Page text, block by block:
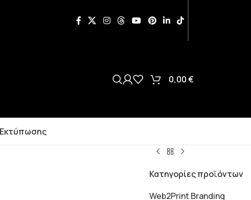
0,00€
Κατηγορίες προϊόντων
Web2Print Branding